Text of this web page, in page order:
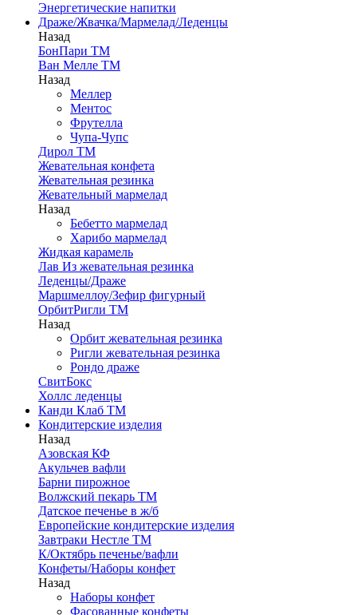
Энергетические напитки
Драже/Жвачка/Мармелад/Леденцы
Назад
БонПари ТМ
Ван Мелле ТМ
Назад
Меллер
Ментос
Фрутелла
Чупа-Чупс
Дирол ТМ
Жевательная конфета
Жевательная резинка
Жевательный мармелад
Назад
Бебетто мармелад
Харибо мармелад
Жидкая карамель
Лав Из жевательная резинка
Леденцы/Драже
Маршмеллоу/Зефир фигурный
ОрбитРигли ТМ
Назад
Орбит жевательная резинка
Ригли жевательная резинка
Рондо драже
СвитБокс
Холлс леденцы
Канди Клаб ТМ
Кондитерские изделия
Назад
Азовская КФ
Акульчев вафли
Барни пирожное
Волжский пекарь ТМ
Датское печенье в ж/б
Европейские кондитерские изделия
Завтраки Нестле ТМ
К/Октябрь печенье/вафли
Конфеты/Наборы конфет
Назад
Наборы конфет
Фасованные конфеты